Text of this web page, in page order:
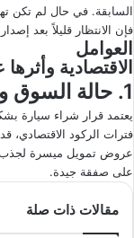
السابقة. في حال لم تكن
فإن الانتظار قليلاً بعد
العوامل
الاقتصادية
1. حالة السوق والاقتصاد
يعتمد قرار شراء سيارة
فترات الركود الاقتصادي،
عروض تمويل ميسرة لجذب
على صفقة جيدة.
مقالات ذات صلة